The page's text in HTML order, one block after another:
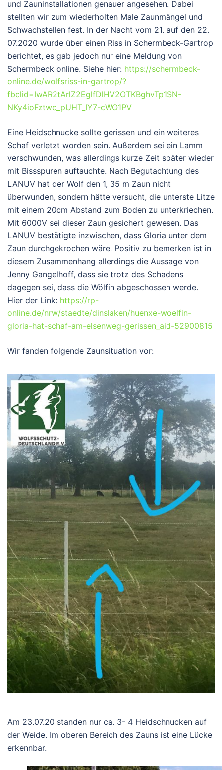
und Zauninstallationen genauer angesehen. Dabei
stellten wir zum wiederholten Male Zaunmängel und
Schwachstellen fest. In der Nacht vom 21. auf den 22.
07.2020 wurde über einen Riss in Schermbeck-Gartrop
berichtet, es gab jedoch nur eine Meldung von
Schermbeck online. Siehe hier: https://schermbeck-
online.de/wolfsriss-in-gartrop/?
fbclid=IwAR2tArlZ2EglfDlHV2OTKBghvTp1SN-
NKy4ioFztwc_pUHT_IY7-cWO1PV
Eine Heidschnucke sollte gerissen und ein weiteres
Schaf verletzt worden sein. Außerdem sei ein Lamm
verschwunden, was allerdings kurze Zeit später wieder
mit Bissspuren auftauchte. Nach Begutachtung des
LANUV hat der Wolf den 1, 35 m Zaun nicht
überwunden, sondern hätte versucht, die unterste Litze
mit einem 20cm Abstand zum Boden zu unterkriechen.
Mit 6000V sei dieser Zaun gesichert gewesen. Das
LANUV bestätigte inzwischen, dass Gloria unter dem
Zaun durchgekrochen wäre. Positiv zu bemerken ist in
diesem Zusammenhang allerdings die Aussage von
Jenny Gangelhoff, dass sie trotz des Schadens
dagegen sei, dass die Wölfin abgeschossen werde.
Hier der Link: https://rp-
online.de/nrw/staedte/dinslaken/huenxe-woelfin-
gloria-hat-schaf-am-elsenweg-gerissen_aid-52900815
Wir fanden folgende Zaunsituation vor:
Am 23.07.20 standen nur ca. 3- 4 Heidschnucken auf
der Weide. Im oberen Bereich des Zauns ist eine Lücke
erkennbar.